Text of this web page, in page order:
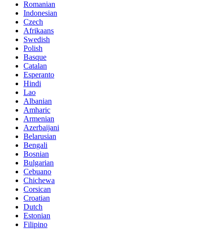
Romanian
Indonesian
Czech
Afrikaans
Swedish
Polish
Basque
Catalan
Esperanto
Hindi
Lao
Albanian
Amharic
Armenian
Azerbaijani
Belarusian
Bengali
Bosnian
Bulgarian
Cebuano
Chichewa
Corsican
Croatian
Dutch
Estonian
Filipino